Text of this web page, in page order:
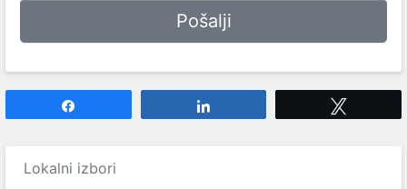
Lokalni izbori